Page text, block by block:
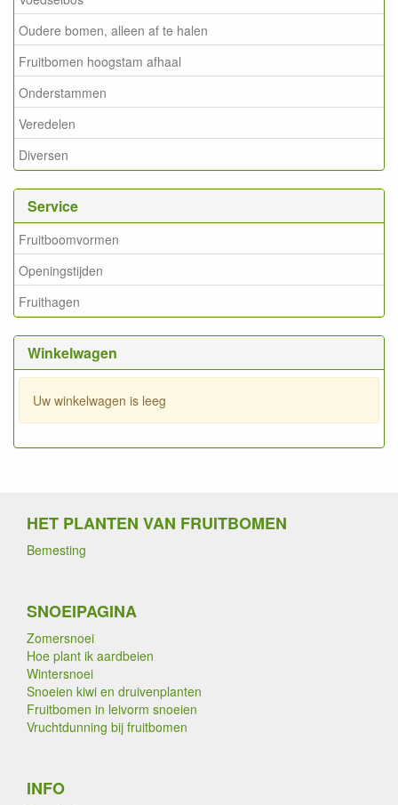
Oudere bomen, alleen af te halen
Fruitbomen hoogstam afhaal
Onderstammen
Veredelen
Diversen
Service
Fruitboomvormen
Openingstijden
Fruithagen
Winkelwagen
Uw winkelwagen is leeg
HET PLANTEN VAN FRUITBOMEN
Bemesting
SNOEIPAGINA
Zomersnoei
Hoe plant ik aardbeien
Wintersnoei
Snoeien kiwi en druivenplanten
Fruitbomen in leivorm snoeien
Vruchtdunning bij fruitbomen
INFO